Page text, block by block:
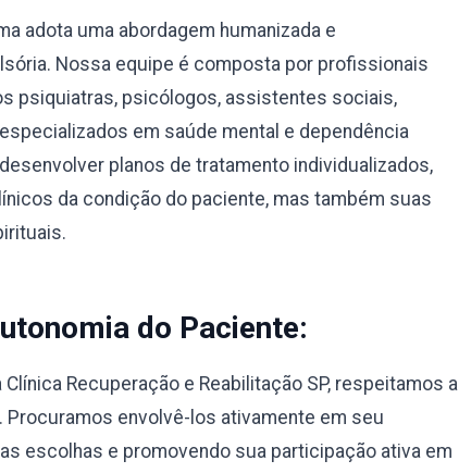
adota uma abordagem humanizada e
Nossa equipe é composta por profissionais
psiquiatras, psicólogos, assistentes sociais,
em saúde mental e dependência
planos de tratamento individualizados,
da condição do paciente, mas também suas
do Paciente:
Recuperação e Reabilitação SP, respeitamos a
Procuramos envolvê-los ativamente em seu
escolhas e promovendo sua participação ativa em